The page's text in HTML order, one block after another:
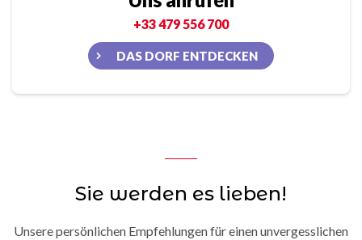
+33 479 556 700
DAS DORF ENTDECKEN
Sie werden es lieben!
Unsere persönlichen Empfehlungen für einen unvergesslichen